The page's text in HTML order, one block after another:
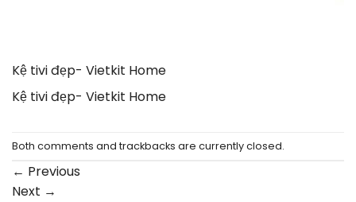
Kệ tivi đẹp- Vietkit Home
Kệ tivi đẹp- Vietkit Home
Both comments and trackbacks are currently closed.
← Previous
Next →